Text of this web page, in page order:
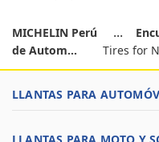
MICHELIN Perú
de Autom...
Tires for
LLANTAS PARA